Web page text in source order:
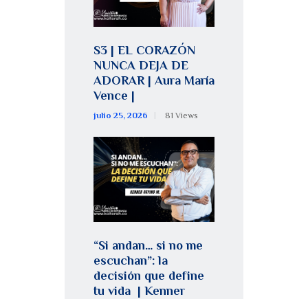
S3 | EL CORAZÓN
NUNCA DEJA DE
ADORAR | Aura María
Vence |
julio 25, 2026 81 Views
“Si andan… si no me
escuchan”: la
decisión que define
tu vida | Kenner